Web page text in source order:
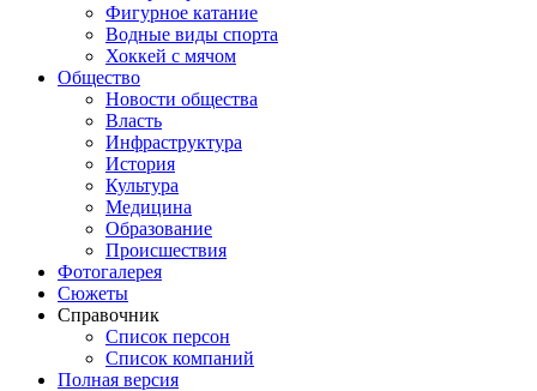
Фигурное катание
Водные виды спорта
Хоккей с мячом
Общество
Новости общества
Власть
Инфраструктура
История
Культура
Медицина
Образование
Происшествия
Фотогалерея
Сюжеты
Справочник
Список персон
Список компаний
Полная версия